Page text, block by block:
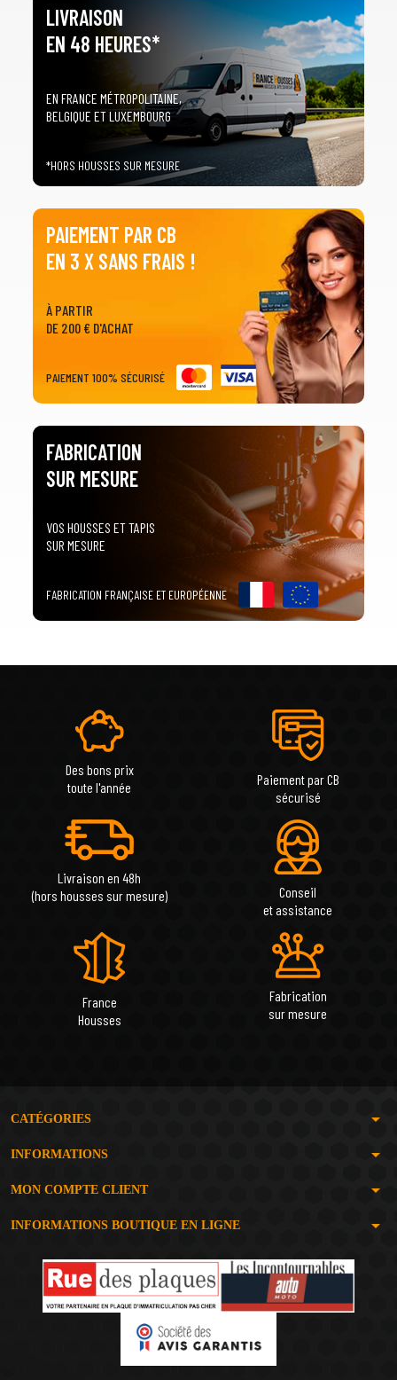
LIVRAISON
EN 48 HEURES*
EN FRANCE MÉTROPOLITAINE,
BELGIQUE ET LUXEMBOURG
*HORS HOUSSES SUR MESURE
PAIEMENT PAR CB
EN 3 X SANS FRAIS !
À PARTIR
DE 200 € D'ACHAT
PAIEMENT 100% SÉCURISÉ
FABRICATION
SUR MESURE
VOS HOUSSES ET TAPIS
SUR MESURE
FABRICATION FRANÇAISE ET EUROPÉENNE
Des bons prix
toute l'année
Paiement par CB
sécurisé
Livraison en 48h
(hors housses sur mesure)
Conseil
et assistance
France
Housses
Fabrication
sur mesure
CATÉGORIES arrow_drop_down
INFORMATIONS arrow_drop_down
MON COMPTE CLIENT arrow_drop_down
INFORMATIONS BOUTIQUE EN LIGNE arrow_drop_down